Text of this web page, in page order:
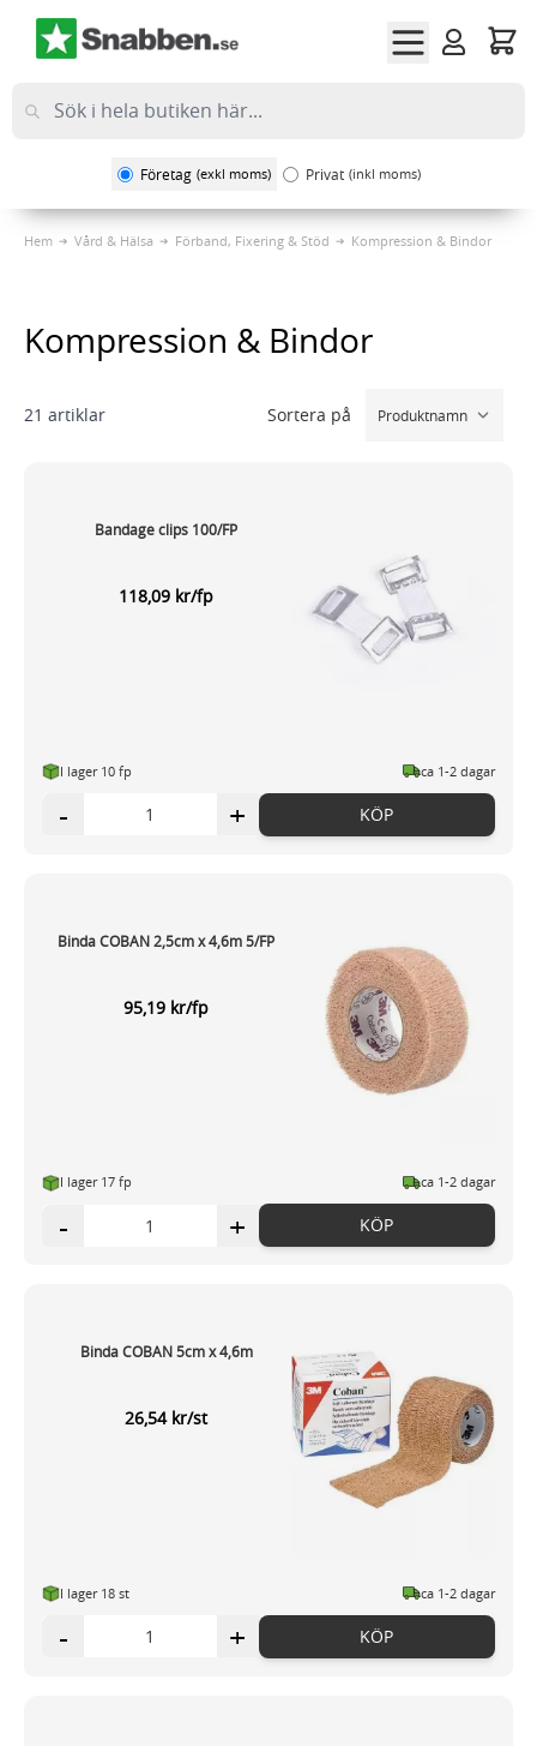
Företag (exkl moms) Privat (inkl moms)
Hem Vård & Hälsa Förband, Fixering & Stöd Kompression & Bindor
Kompression & Bindor
21 artiklar Sortera på
Bandage clips 100/FP
118,09 kr/fp
I lager 10 fp ca 1-2 dagar
- + KÖP
Binda COBAN 2,5cm x 4,6m 5/FP
95,19 kr/fp
I lager 17 fp ca 1-2 dagar
- + KÖP
Binda COBAN 5cm x 4,6m
26,54 kr/st
I lager 18 st ca 1-2 dagar
- + KÖP